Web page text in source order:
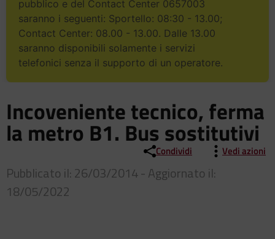
pubblico e del Contact Center 0657003
saranno i seguenti: Sportello: 08:30 - 13.00;
Contact Center: 08.00 - 13.00. Dalle 13.00
saranno disponibili solamente i servizi
telefonici senza il supporto di un operatore.
Incoveniente tecnico, ferma
la metro B1. Bus sostitutivi
Condividi Vedi azioni
Pubblicato il: 26/03/2014 - Aggiornato il:
18/05/2022